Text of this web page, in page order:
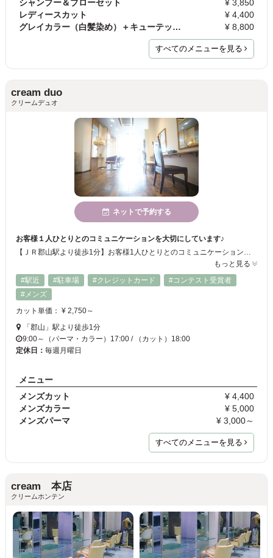
シャンプー＆ブローセット
¥ 3,850
レディースカット
¥ 4,400
グレイカラー（白髪染め）＋キューテックトリートメ…
¥ 8,800
すべてのメニューを見る
cream duo
クリームデュオ
ネットで予約する
お客様１人ひとりとのコミュニケーションを大切にしています♪
【ＪＲ郡山駅より徒歩1分】お客様1人ひとりとのコミュニケーションを重視してます♪気軽に髪の悩みを言って頂ける空気と確かな技術と知識を兼ね備えてますので安心してお任せ下さい！ そして明るく楽しいスタッフばかりなので心もスッキリするはずです♪
もっと見る
#駅近
#駐車場 #クレジットカード
#コンテスト受賞者
#メンズ
カット単価： ¥ 2,750～
「郡山」駅より徒歩1分
9:00～（パーマ・カラー）17:00 / （カット）18:00
定休日： 毎週月曜日
メニュー
メンズカット
¥ 4,400
メンズカラー
¥ 5,000
メンズパーマ
¥ 3,000～
すべてのメニューを見る
cream 本店
クリームホンテン